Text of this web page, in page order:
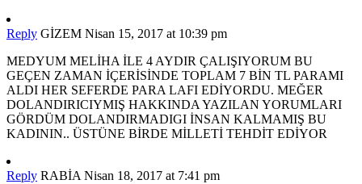
Reply GİZEM Nisan 15, 2017 at 10:39 pm
MEDYUM MELİHA İLE 4 AYDIR ÇALIŞIYORUM BU
GEÇEN ZAMAN İÇERİSİNDE TOPLAM 7 BİN TL PARAMI
ALDI HER SEFERDE PARA LAFI EDİYORDU. MEĞER
DOLANDIRICIYMIŞ HAKKINDA YAZILAN YORUMLARI
GÖRDÜM DOLANDIRMADIGI İNSAN KALMAMIŞ BU
KADININ.. ÜSTÜNE BİRDE MİLLETİ TEHDİT EDİYOR
Reply RABİA Nisan 18, 2017 at 7:41 pm